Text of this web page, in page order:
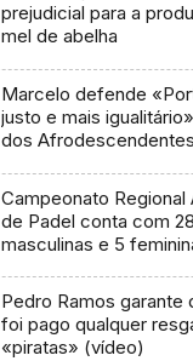
prejudicial para a
mel de abelha
Marcelo defende
justo e mais
dos Afrodescendentes
Campeonato Regional
de Padel conta com
masculinas e 5
Pedro Ramos garante
foi pago qualquer
«piratas» (vídeo)